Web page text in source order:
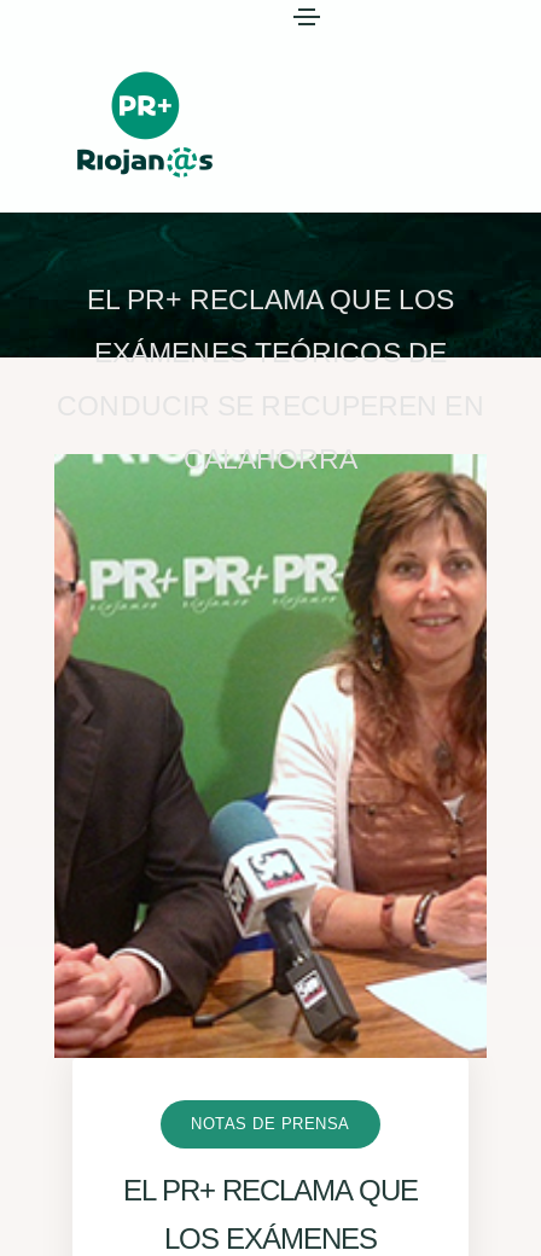
EL PR+ RECLAMA QUE LOS
EXÁMENES TEÓRICOS DE
CALAHORRA
NOTAS DE PRENSA
EL PR+ RECLAMA QUE
LOS EXÁMENES